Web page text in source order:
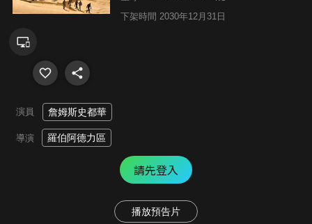
下架時間 2030年12月31日
演員 詹姆斯史都華
導演 羅伯阿德力區
請先登入
播放預告片